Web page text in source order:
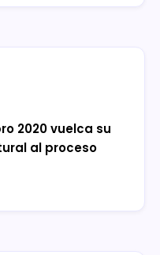
2020 vuelca su
al proceso